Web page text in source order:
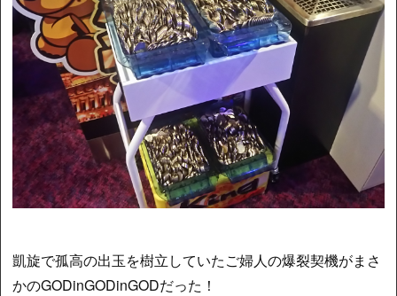
凱旋で孤高の出玉を樹立していたご婦人の爆裂契機がまさ
かのGODinGODinGODだった！